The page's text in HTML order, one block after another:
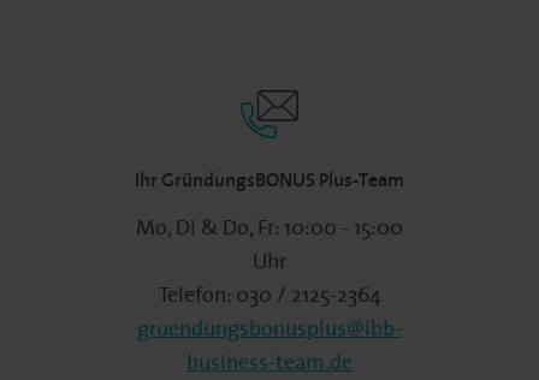
Ihr GründungsBONUS Plus-Team
Mo, Di & Do, Fr: 10:00 - 15:00
Uhr
Telefon: 030 / 2125-2364
gruendungsbonusplus@ibb-
business-team.de